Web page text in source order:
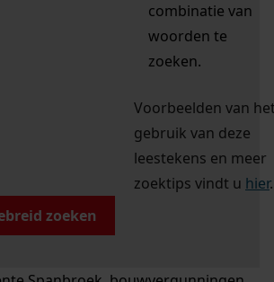
combinatie van
woorden te
zoeken.
Voorbeelden van
gebruik van deze
leestekens en meer
zoektips vindt u hier.
zoeken